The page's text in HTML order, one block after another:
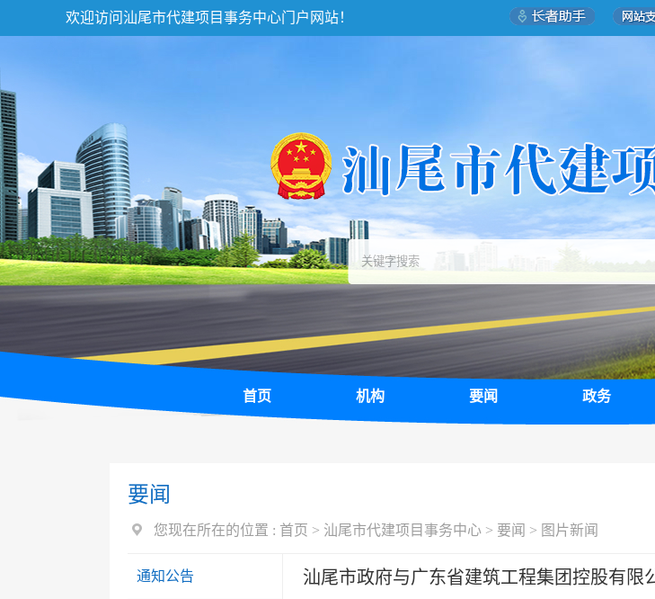
欢迎访问汕尾市代建项目事务中心门户网站！
首页 机构 要闻 政务
要闻
您现在所在的位置 : 首页 > 汕尾市代建项目事务中心 > 要闻 > 图片新闻
通知公告 汕尾市政府与广东省建筑工程集团控股有